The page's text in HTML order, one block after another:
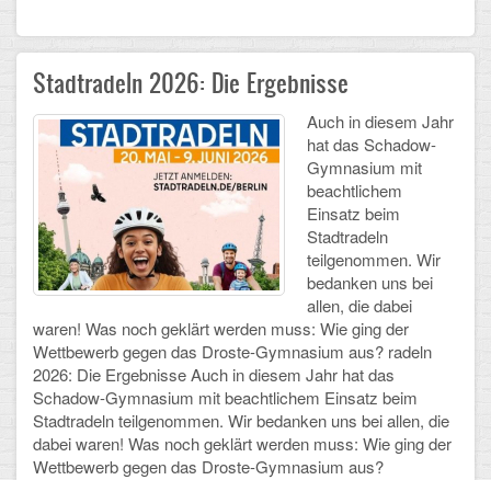
Sekretariat
Ganztagsschule
Schulsozialarbeit
Berufsorientierung
Arbeitsgemeinschaften
Elternchor
Förderverein
Ehemalige
Stadtradeln 2026: Die Ergebnisse
Auch in diesem Jahr
hat das Schadow-
Gymnasium mit
beachtlichem
Einsatz beim
Stadtradeln
teilgenommen. Wir
bedanken uns bei
allen, die dabei
waren! Was noch geklärt werden muss: Wie ging der
Wettbewerb gegen das Droste-Gymnasium aus? radeln
2026: Die Ergebnisse Auch in diesem Jahr hat das
Schadow-Gymnasium mit beachtlichem Einsatz beim
Stadtradeln teilgenommen. Wir bedanken uns bei allen, die
dabei waren! Was noch geklärt werden muss: Wie ging der
Wettbewerb gegen das Droste-Gymnasium aus?